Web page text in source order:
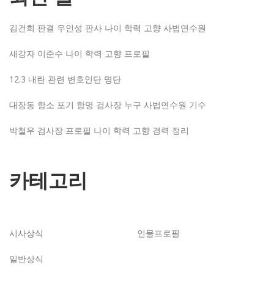
김건희 판결 우인성 판사 나이 학력 고향 사법연수원
새강자 이준수 나이 학력 고향 프로필
12.3 내란 관련 변호인단 명단
대장동 항소 포기 항명 검사장 누구 사법연수원 기수
박철우 검사장 프로필 나이 학력 고향 경력 정리
카테고리
시사상식 인물프로필
일반상식